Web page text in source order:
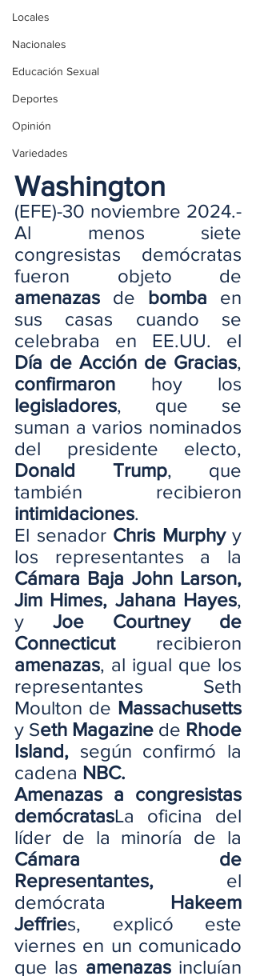
Locales
Nacionales
Educación Sexual
Deportes
Opinión
Variedades
(EFE)-30 noviembre 2024.-
Al menos siete
congresistas demócratas
amenazas de bomba en
sus casas cuando se
Día de Acción de Gracias
confirmaron
legisladores, que se
suman a varios nominados
Donald Trump, que
intimidaciones.
El senador Chris Murphy y
Cámara Baja John Larson,
Jim Himes, Jahana Hayes,
y Joe Courtney de
Connecticut recibieron
amenazas, al igual que los
representantes Seth
Moulton de Massachusetts
y Seth Magazine de Rhode
Island, según confirmó la
cadena NBC.
Amenazas a congresistas
demócratasLa oficina del
líder de la minoría de la
Cámara de
Representantes, el
demócrata Hakeem
Jeffries, explicó este
viernes en un comunicado
que las amenazas incluían